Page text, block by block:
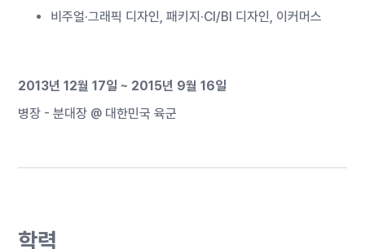
비주얼·그래픽 디자인, 패키지·CI/BI 디자인, 이커머스
2013년 12월 17일 ~ 2015년 9월 16일
병장 - 분대장 @ 대한민국 육군
학력